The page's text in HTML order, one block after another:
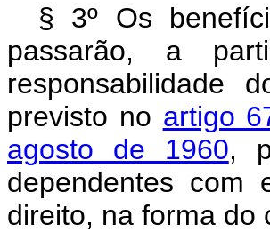
§ 3º Os
passarão, a
responsabilidade
previsto no artigo
agosto de 1960,
dependentes com
direito, na forma do